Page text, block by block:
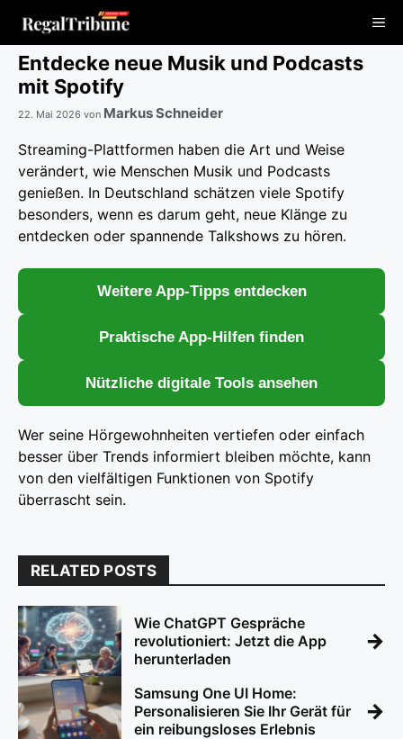
Inhalt
springen
Entdecke neue Musik und Podcasts
mit Spotify
22. Mai 2026 von Markus Schneider
Streaming-Plattformen haben die Art und Weise
verändert, wie Menschen Musik und Podcasts
genießen. In Deutschland schätzen viele Spotify
besonders, wenn es darum geht, neue Klänge zu
entdecken oder spannende Talkshows zu hören.
Weitere App-Tipps entdecken
Praktische App-Hilfen finden
Nützliche digitale Tools ansehen
Wer seine Hörgewohnheiten vertiefen oder einfach
besser über Trends informiert bleiben möchte, kann
von den vielfältigen Funktionen von Spotify
überrascht sein.
RELATED POSTS
Wie ChatGPT Gespräche
revolutioniert: Jetzt die App
herunterladen
→
Samsung One UI Home:
Personalisieren Sie Ihr Gerät für
ein reibungsloses Erlebnis
→